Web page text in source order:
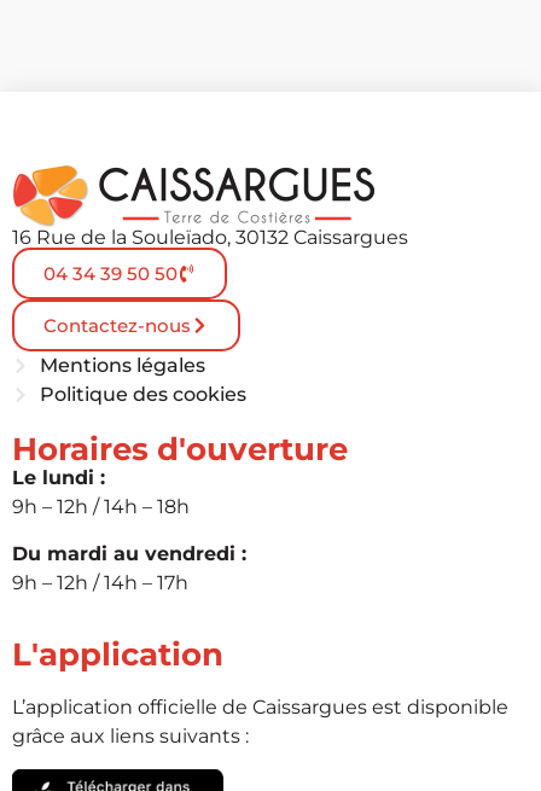
16 Rue de la Souleïado, 30132 Caissargues
04 34 39 50 50
Contactez-nous
Mentions légales
Politique des cookies
Horaires d'ouverture
Le lundi :
9h – 12h / 14h – 18h
Du mardi au vendredi :
9h – 12h / 14h – 17h
L'application
L’application officielle de Caissargues est disponible
grâce aux liens suivants :